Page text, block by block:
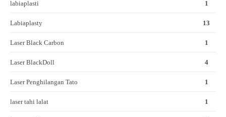
labiaplasti 1
Labiaplasty 13
Laser Black Carbon 1
Laser BlackDoll 4
Laser Penghilangan Tato 1
laser tahi lalat 1